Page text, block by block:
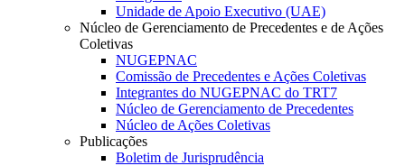
Unidade de Apoio Executivo (UAE)
Núcleo de Gerenciamento de Precedentes e de Ações
Coletivas
NUGEPNAC
Comissão de Precedentes e Ações Coletivas
Integrantes do NUGEPNAC do TRT7
Núcleo de Gerenciamento de Precedentes
Núcleo de Ações Coletivas
Publicações
Boletim de Jurisprudência